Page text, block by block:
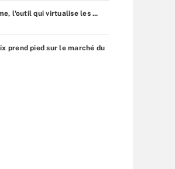
l'outil qui virtualise les ...
prend pied sur le marché du